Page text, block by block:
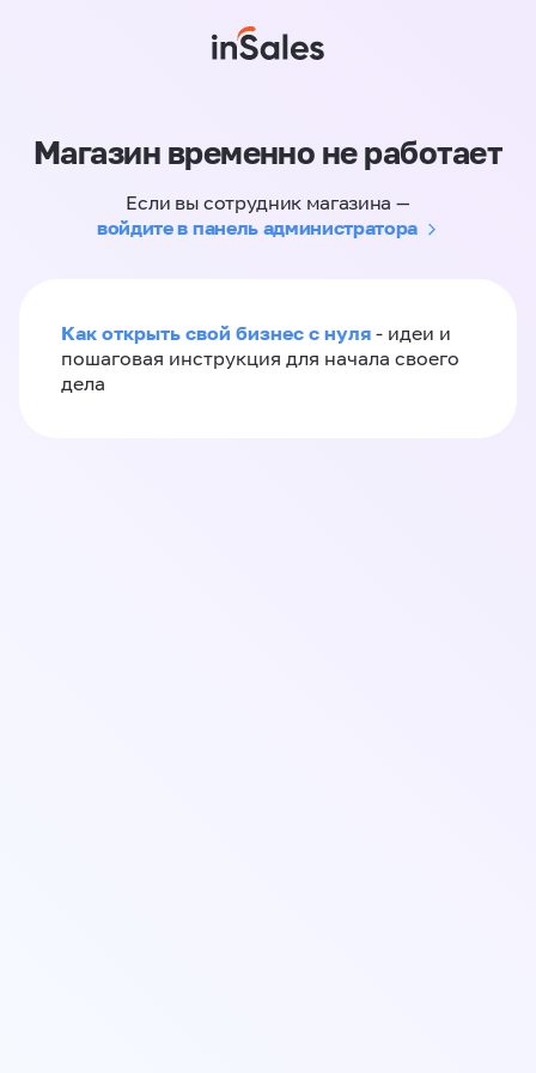
Магазин временно не работает
Если вы сотрудник магазина —
войдите в панель администратора
Как открыть свой бизнес с нуля - идеи и
пошаговая инструкция для начала своего
дела